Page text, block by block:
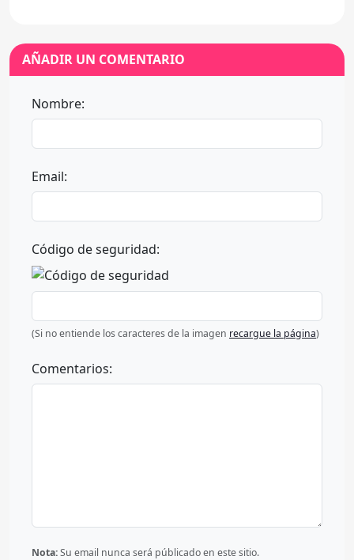
AÑADIR UN COMENTARIO
Nombre:
Email:
Código de seguridad:
(Si no entiende los caracteres de la imagen recargue la página)
Comentarios:
Nota:Su email nunca será públicado en este sitio.